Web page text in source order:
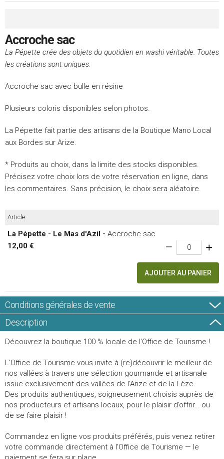
Accroche sac
La Pépette crée des objets du quotidien en washi véritable. Toutes
les créations sont uniques.
Accroche sac avec bulle en résine
Plusieurs coloris disponibles selon photos.
La Pépette fait partie des artisans de la Boutique Mano Local
aux Bordes sur Arize.
* Produits au choix, dans la limite des stocks disponibles.
Précisez votre choix lors de votre réservation en ligne, dans
les commentaires. Sans précision, le choix sera aléatoire.
Article
La Pépette - Le Mas d'Azil - Accroche sac
12,00 €
AJOUTER AU PANIER
Conditions générales de vente
Description
Découvrez la boutique 100 % locale de l’Office de Tourisme !
L’Office de Tourisme vous invite à (re)découvrir le meilleur de
nos vallées à travers une sélection gourmande et artisanale
issue exclusivement des vallées de l’Arize et de la Lèze.
Des produits authentiques, soigneusement choisis auprès de
nos producteurs et artisans locaux, pour le plaisir d’offrir… ou
de se faire plaisir !
Commandez en ligne vos produits préférés, puis venez retirer
votre commande directement à l’Office de Tourisme — le